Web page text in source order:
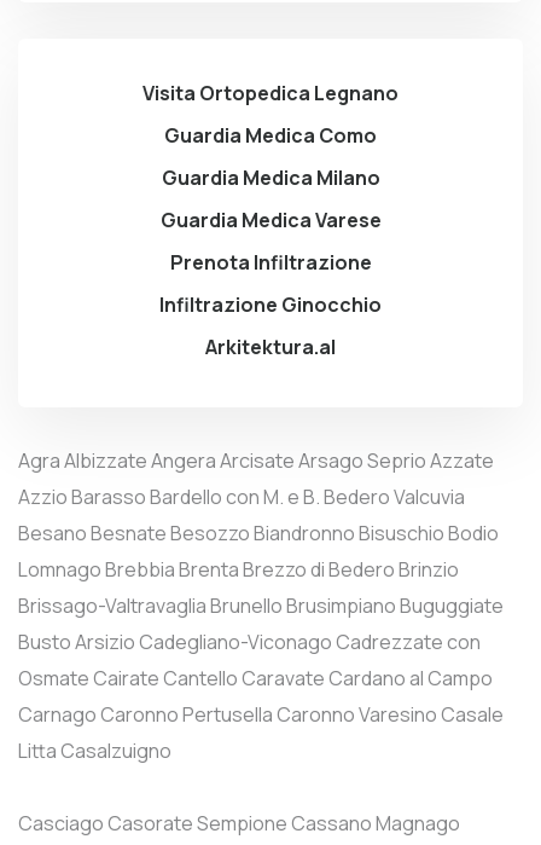
Visita Ortopedica Legnano
Guardia Medica Como
Guardia Medica Milano
Guardia Medica Varese
Prenota Infiltrazione
Infiltrazione Ginocchio
Arkitektura.al
AgraAlbizzateAngeraArcisateArsago SeprioAzzate
AzzioBarassoBardello con M. e B.Bedero Valcuvia
BesanoBesnateBesozzoBiandronnoBisuschioBodio
LomnagoBrebbiaBrentaBrezzo di BederoBrinzio
Brissago-ValtravagliaBrunelloBrusimpianoBuguggiate
Busto Arsizio Cadegliano-Viconago Cadrezzate con
Osmate Cairate Cantello Caravate Cardano al Campo
Carnago Caronno Pertusella Caronno Varesino Casale
Litta Casalzuigno
Casciago Casorate Sempione Cassano Magnago